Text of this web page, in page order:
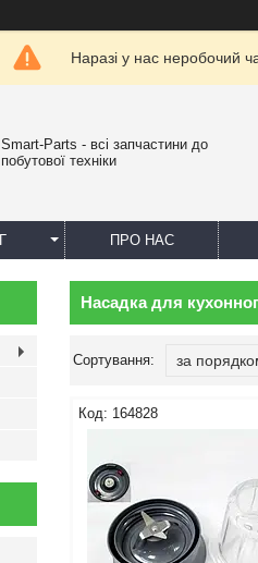
Наразі у нас неробочий
Smart-Parts - всі запчастини до
побутової техніки
ПРО НАС
Насадка для
164828